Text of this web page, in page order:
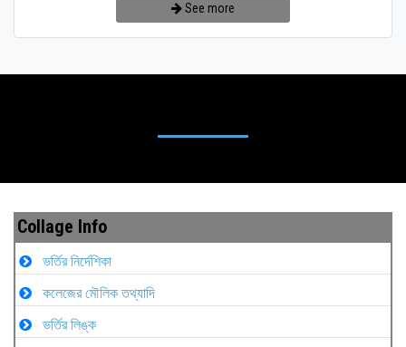
See more
Collage Info
ভর্তির নির্দেশিকা
কলেজের মৌলিক তথ্যাদি
ভর্তির লিঙ্ক